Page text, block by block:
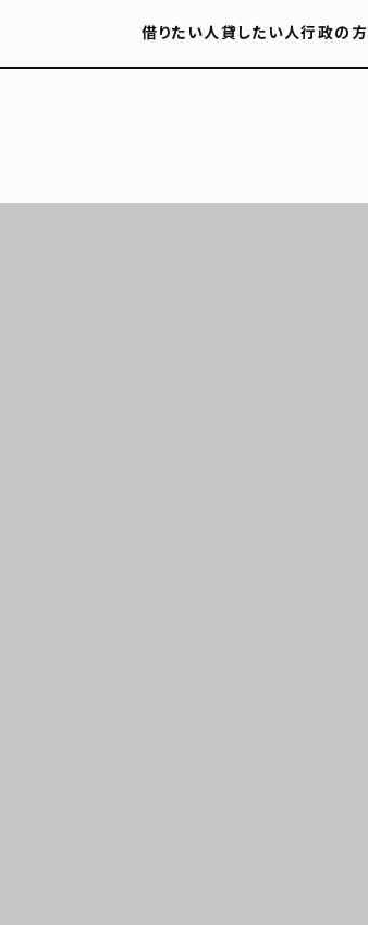
借りたい人貸したい人行政の方